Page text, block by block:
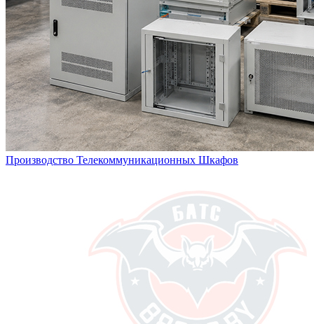
Производство Телекоммуникационных Шкафов